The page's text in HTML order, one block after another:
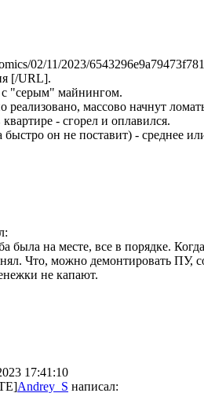
02/11/2023/
[/URL].
с "серым" майнингом.
реализовано, массово начнут
- сгорел и оплавился.
он не поставит) - среднее
была на месте, все в порядке.
Что, можно демонтировать ПУ,
не капают.
17:41:10
Andrey_S написал: